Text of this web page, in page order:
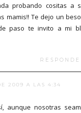
probando cositas a
mamis!! Te dejo un
paso te invito a mi
2009 A LAS 4:34
aunque nosotras